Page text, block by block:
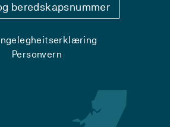
beredskapsnummer
Personvern